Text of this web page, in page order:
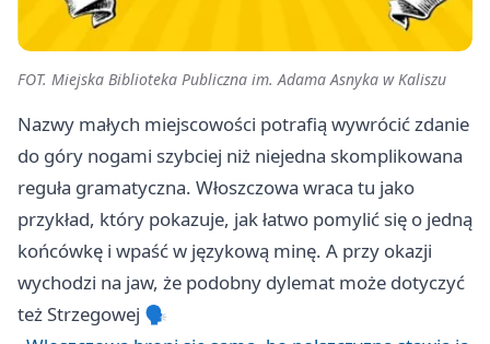
FOT. Miejska Biblioteka Publiczna im. Adama Asnyka w Kaliszu
Nazwy małych miejscowości potrafią wywrócić zdanie
do góry nogami szybciej niż niejedna skomplikowana
reguła gramatyczna. Włoszczowa wraca tu jako
przykład, który pokazuje, jak łatwo pomylić się o jedną
końcówkę i wpaść w językową minę. A przy okazji
wychodzi na jaw, że podobny dylemat może dotyczyć
też Strzegowej 🗣️